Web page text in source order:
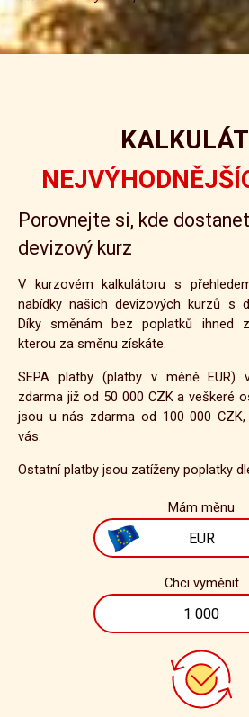
Porovnejte si, kde
devizový kurz
V kurzovém kalkulátoru s
nabídky našich devizových kurzů s
Díky směnám bez poplatků ihned
kterou za směnu získáte.
SEPA platby (platby v měně EUR)
zdarma již od 50 000 CZK a veškeré
jsou u nás zdarma od 100 000
vás.
Ostatní platby jsou zatíženy poplatky
Mám měnu
Chci vyměnit